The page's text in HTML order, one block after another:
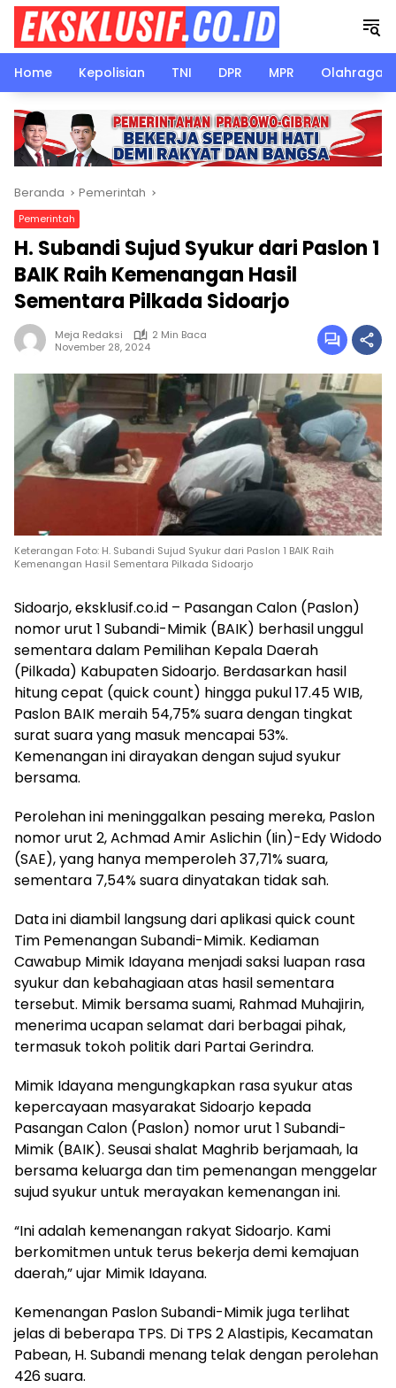
Langsung
konten
Home
Kepolisian TNI DPR MPR Olahraga
Beranda Pemerintah
Pemerintah
H. Subandi Sujud Syukur dari Paslon 1
BAIK Raih Kemenangan Hasil
Sementara Pilkada Sidoarjo
Meja Redaksi
2 Min Baca
November 28, 2024
Keterangan Foto: H. Subandi Sujud Syukur dari Paslon 1 BAIK Raih
Kemenangan Hasil Sementara Pilkada Sidoarjo
Sidoarjo, eksklusif.co.id – Pasangan Calon (Paslon)
nomor urut 1 Subandi-Mimik (BAIK) berhasil unggul
sementara dalam Pemilihan Kepala Daerah
(Pilkada) Kabupaten Sidoarjo. Berdasarkan hasil
hitung cepat (quick count) hingga pukul 17.45 WIB,
Paslon BAIK meraih 54,75% suara dengan tingkat
surat suara yang masuk mencapai 53%.
Kemenangan ini dirayakan dengan sujud syukur
bersama.
Perolehan ini meninggalkan pesaing mereka, Paslon
nomor urut 2, Achmad Amir Aslichin (Iin)-Edy Widodo
(SAE), yang hanya memperoleh 37,71% suara,
sementara 7,54% suara dinyatakan tidak sah.
Data ini diambil langsung dari aplikasi quick count
Tim Pemenangan Subandi-Mimik. Kediaman
Cawabup Mimik Idayana menjadi saksi luapan rasa
syukur dan kebahagiaan atas hasil sementara
tersebut. Mimik bersama suami, Rahmad Muhajirin,
menerima ucapan selamat dari berbagai pihak,
termasuk tokoh politik dari Partai Gerindra.
Mimik Idayana mengungkapkan rasa syukur atas
kepercayaan masyarakat Sidoarjo kepada
Pasangan Calon (Paslon) nomor urut 1 Subandi-
Mimik (BAIK). Seusai shalat Maghrib berjamaah, la
bersama keluarga dan tim pemenangan menggelar
sujud syukur untuk merayakan kemenangan ini.
“Ini adalah kemenangan rakyat Sidoarjo. Kami
berkomitmen untuk terus bekerja demi kemajuan
daerah,” ujar Mimik Idayana.
Kemenangan Paslon Subandi-Mimik juga terlihat
jelas di beberapa TPS. Di TPS 2 Alastipis, Kecamatan
Pabean, H. Subandi menang telak dengan perolehan
426 suara.